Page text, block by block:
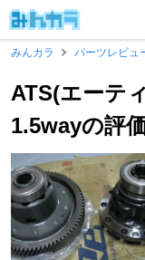
みんカラ
パーツレビュ
ATS(エーテ
1.5wayの評